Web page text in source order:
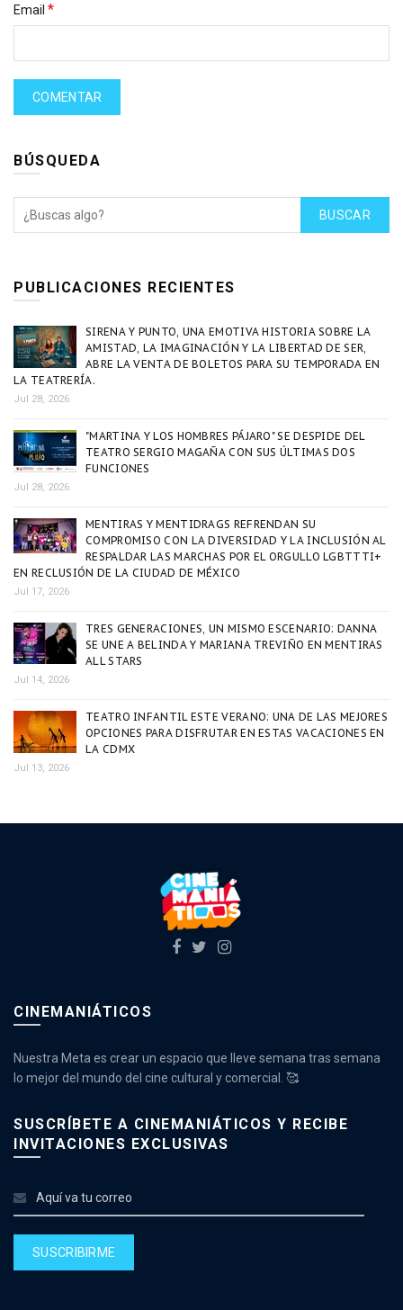
Email *
BÚSQUEDA
BUSCAR
PUBLICACIONES RECIENTES
SIRENA Y PUNTO, UNA EMOTIVA HISTORIA SOBRE LA
AMISTAD, LA IMAGINACIÓN Y LA LIBERTAD DE SER,
ABRE LA VENTA DE BOLETOS PARA SU TEMPORADA EN
LA TEATRERÍA.
Jul 28, 2026
"MARTINA Y LOS HOMBRES PÁJARO" SE DESPIDE DEL
TEATRO SERGIO MAGAÑA CON SUS ÚLTIMAS DOS
FUNCIONES
Jul 28, 2026
MENTIRAS Y MENTIDRAGS REFRENDAN SU
COMPROMISO CON LA DIVERSIDAD Y LA INCLUSIÓN AL
RESPALDAR LAS MARCHAS POR EL ORGULLO LGBTTTI+
EN RECLUSIÓN DE LA CIUDAD DE MÉXICO
Jul 17, 2026
TRES GENERACIONES, UN MISMO ESCENARIO: DANNA
SE UNE A BELINDA Y MARIANA TREVIÑO EN MENTIRAS
ALL STARS
Jul 14, 2026
TEATRO INFANTIL ESTE VERANO: UNA DE LAS MEJORES
OPCIONES PARA DISFRUTAR EN ESTAS VACACIONES EN
LA CDMX
Jul 13, 2026
CINEMANIÁTICOS
Nuestra Meta es crear un espacio que lleve semana tras semana
lo mejor del mundo del cine cultural y comercial. 🥰
SUSCRÍBETE A CINEMANIÁTICOS Y RECIBE
INVITACIONES EXCLUSIVAS